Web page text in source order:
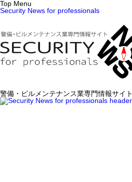
Top Menu
Security News for professionals
警備・ビルメンテナンス業専門情報サイト